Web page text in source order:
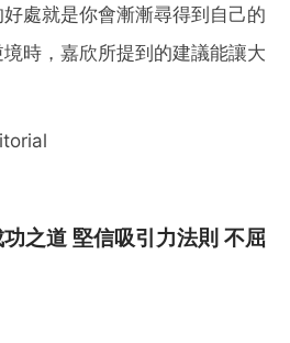
處就是你會漸漸尋得到自己的
時，嘉欣所提到的建議能讓大
之道 堅信吸引力法則 不屈